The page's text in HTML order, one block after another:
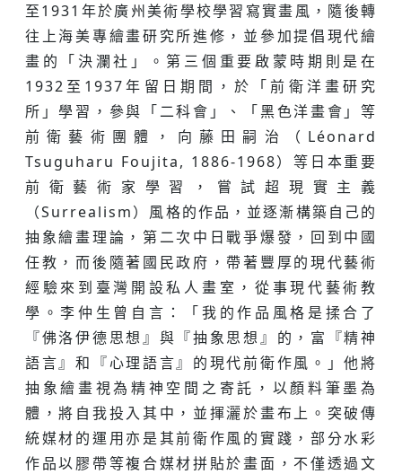
至1931年於廣州美術學校學習寫實畫風，隨後轉
往上海美專繪畫研究所進修，並參加提倡現代繪
畫的「決瀾社」。第三個重要啟蒙時期則是在
1932至1937年留日期間，於「前衛洋畫研究
所」學習，參與「二科會」、「黑色洋畫會」等
前衛藝術團體，向藤田嗣治（Léonard
Tsuguharu Foujita, 1886-1968）等日本重要
前衛藝術家學習，嘗試超現實主義
（Surrealism）風格的作品，並逐漸構築自己的
抽象繪畫理論，第二次中日戰爭爆發，回到中國
任教，而後隨著國民政府，帶著豐厚的現代藝術
經驗來到臺灣開設私人畫室，從事現代藝術教
學。李仲生曾自言：「我的作品風格是揉合了
『佛洛伊德思想』與『抽象思想』的，富『精神
語言』和『心理語言』的現代前衛作風。」他將
抽象繪畫視為精神空間之寄託，以顏料筆墨為
體，將自我投入其中，並揮灑於畫布上。突破傳
統媒材的運用亦是其前衛作風的實踐，部分水彩
作品以膠帶等複合媒材拼貼於畫面，不僅透過文